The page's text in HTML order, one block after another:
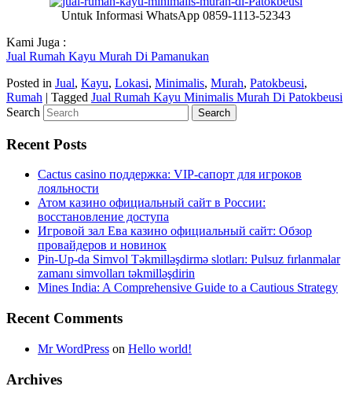
Untuk Informasi WhatsApp 0859-1113-52343
Kami Juga :
Jual Rumah Kayu Murah Di Pamanukan
Posted in Jual, Kayu, Lokasi, Minimalis, Murah, Patokbeusi,
Rumah | Tagged Jual Rumah Kayu Minimalis Murah Di Patokbeusi
Search
Recent Posts
Cactus casino поддержка: VIP-сапорт для игроков
лояльности
Атом казино официальный сайт в России:
восстановление доступа
Игровой зал Ева казино официальный сайт: Обзор
провайдеров и новинок
Pin-Up-da Simvol Təkmilləşdirmə slotları: Pulsuz fırlanmalar
zamanı simvolları təkmilləşdirin
Mines India: A Comprehensive Guide to a Cautious Strategy
Recent Comments
Mr WordPress on Hello world!
Archives